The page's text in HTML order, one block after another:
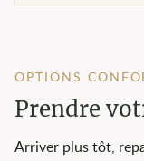
OPTIONS
Prendre
Arriver plus tôt,